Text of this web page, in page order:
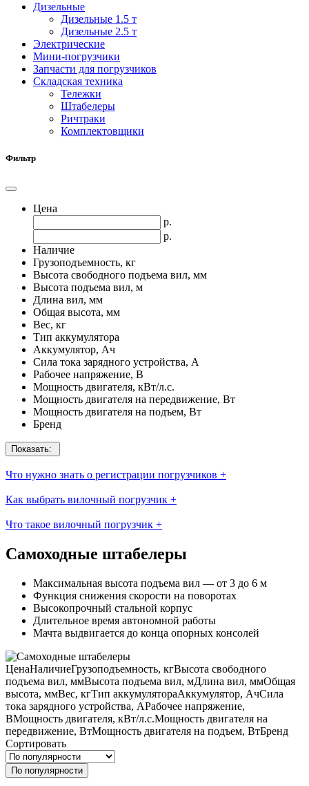
Дизельные
Дизельные 1.5 т
Дизельные 2.5 т
Электрические
Мини-погрузчики
Запчасти для погрузчиков
Складская техника
Тележки
Штабелеры
Ричтраки
Комплектовщики
Фильтр
Цена
р.
р.
Наличие
Грузоподъемность, кг
Высота свободного подъема вил, мм
Высота подъема вил, м
Длина вил, мм
Общая высота, мм
Вес, кг
Тип аккумулятора
Аккумулятор, Ач
Сила тока зарядного устройства, А
Рабочее напряжение, В
Мощность двигателя, кВт/л.с.
Мощность двигателя на передвижение, Вт
Мощность двигателя на подъем, Вт
Бренд
Показать:
Что нужно знать о регистрации погрузчиков +
Как выбрать вилочный погрузчик +
Что такое вилочный погрузчик +
Самоходные штабелеры
Максимальная высота подъема вил — от 3 до 6 м
Функция снижения скорости на поворотах
Высокопрочный стальной корпус
Длительное время автономной работы
Мачта выдвигается до конца опорных консолей
ЦенаНаличиеГрузоподъемность, кгВысота свободного
подъема вил, ммВысота подъема вил, мДлина вил, ммОбщая
высота, ммВес, кгТип аккумулятораАккумулятор, АчСила
тока зарядного устройства, АРабочее напряжение,
ВМощность двигателя, кВт/л.с.Мощность двигателя на
передвижение, ВтМощность двигателя на подъем, ВтБренд
Сортировать
По популярности